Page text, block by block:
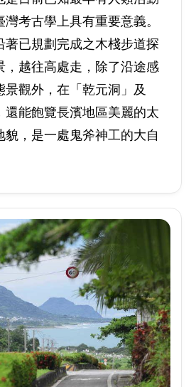
考古學上具有重要意義。
著已規劃完成之木棧步道探
，越往高處走，除了沿途感
景觀外，在「乾元洞」及
還能飽覽長濱地區美麗的太
貌，是一處鬼斧神工的大自